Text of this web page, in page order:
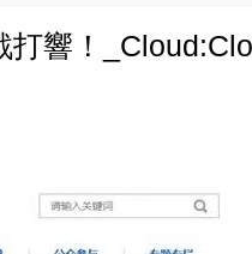
打響！